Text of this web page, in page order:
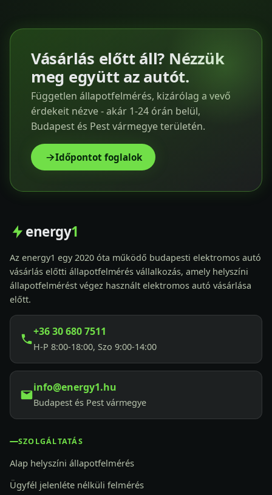
Vásárlás előtt áll? Nézzük
meg együtt az autót.
Független állapotfelmérés, kizárólag a vevő
érdekeit nézve - akár 1-24 órán belül,
Budapest és Pest vármegye területén.
Időpontot foglalok
energy1
Az energy1 egy 2020 óta működő budapesti elektromos autó
vásárlás előtti állapotfelmérés vállalkozás, amely helyszíni
állapotfelmérést végez használt elektromos autó vásárlása
előtt.
+36 30 680 7511
H-P 8:00-18:00, Szo 9:00-14:00
info@energy1.hu
Budapest és Pest vármegye
SZOLGÁLTATÁS
Alap helyszíni állapotfelmérés
Ügyfél jelenléte nélküli felmérés